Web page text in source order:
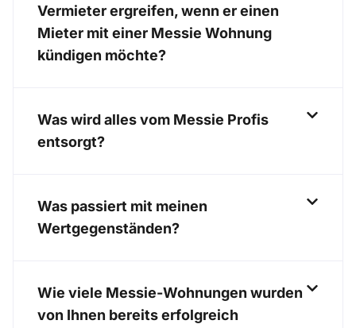
Vermieter ergreifen, wenn er einen
Mieter mit einer Messie Wohnung
kündigen möchte?
Was wird alles vom Messie Profis
entsorgt?
Was passiert mit meinen
Wertgegenständen?
Wie viele Messie-Wohnungen wurden
von Ihnen bereits erfolgreich